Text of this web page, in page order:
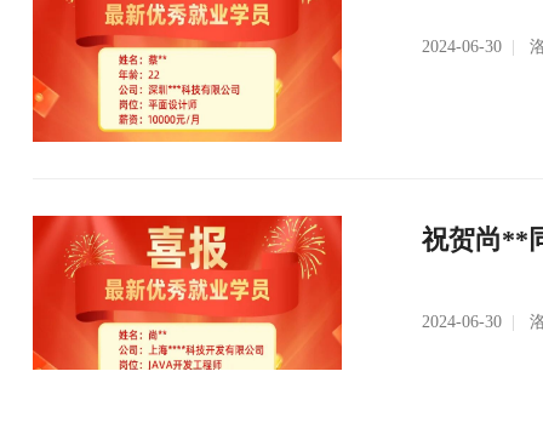
2024-06-30
祝贺尚**
2024-06-30